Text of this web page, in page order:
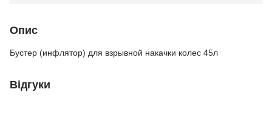
Опис
Бустер (инфлятор) для взрывной накачки колес 45л
Відгуки